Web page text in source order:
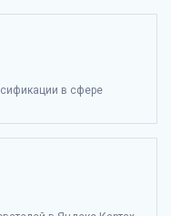
в сфере